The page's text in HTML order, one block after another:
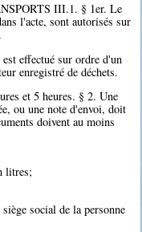
III.1. § 1er. Le
l'acte, sont autorisés sur
effectué sur ordre d'un
enregistré de déchets.
et 5 heures. § 2. Une
ou une note d'envoi, doit
doivent au moins
litres;
social de la personne